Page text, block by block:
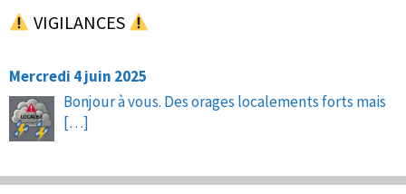
VIGILANCES
Mercredi 4 juin 2025
Bonjour à vous. Des orages localements forts mais
[…]